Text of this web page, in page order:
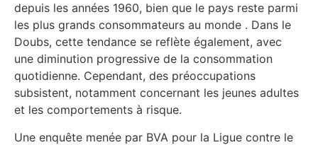
depuis les années 1960, bien que le pays reste parmi
les plus grands consommateurs au monde . Dans le
Doubs, cette tendance se reflète également, avec
une diminution progressive de la consommation
quotidienne. Cependant, des préoccupations
subsistent, notamment concernant les jeunes adultes
et les comportements à risque.
Une enquête menée par BVA pour la Ligue contre le